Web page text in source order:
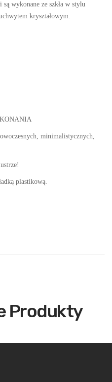
wykonane ze szkła w stylu
kryształowym.
minimalistycznych,
plastikową.
Produkty